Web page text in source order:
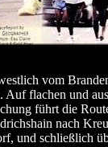
vom
flachen und
führt die
nach
und schließlich